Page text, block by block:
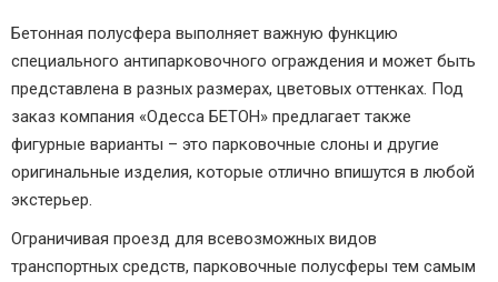
Бетонная полусфера выполняет важную функцию
специального антипарковочного ограждения и может быть
представлена в разных размерах, цветовых оттенках. Под
заказ компания «Одесса БЕТОН» предлагает также
фигурные варианты – это парковочные слоны и другие
оригинальные изделия, которые отлично впишутся в любой
экстерьер.
Ограничивая проезд для всевозможных видов
транспортных средств, парковочные полусферы тем самым